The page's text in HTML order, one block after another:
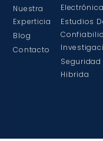
Nuestra
Experticia
Blog
Contacto
Electrónica
Estudios
Seguridad
Hibrida